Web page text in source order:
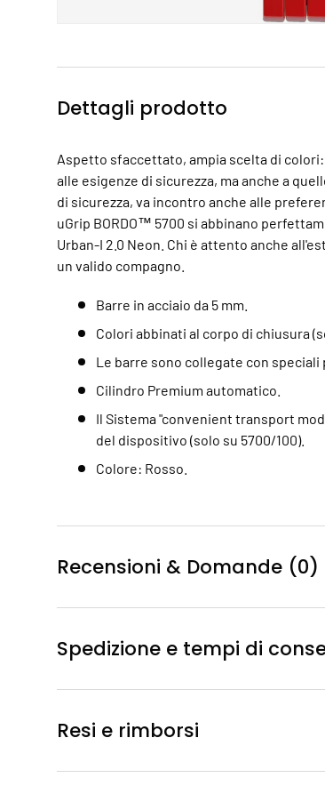
Dettagli prodotto
Aspetto sfaccettato, ampia scelta di
alle esigenze di sicurezza, ma anche a
di sicurezza, va incontro anche alle
uGrip BORDO™ 5700 si abbinano
Urban-I 2.0 Neon. Chi è attento anche
un valido compagno.
Barre in acciaio da 5 mm.
Colori abbinati al corpo di chiusura
Le barre sono collegate con speciali
Cilindro Premium automatico.
Il Sistema "convenient transport
del dispositivo (solo su 5700/100).
Colore: Rosso.
Recensioni & Domande (0)
Spedizione e tempi di
Resi e rimborsi